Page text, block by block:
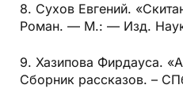
8. Сухов Евгений.
Роман. — М.: — Изд.
9. Хазипова Фирдауса.
Сборник рассказов. –